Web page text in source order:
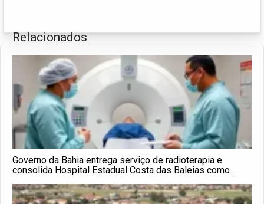
Relacionados
Governo da Bahia entrega serviço de radioterapia e
consolida Hospital Estadual Costa das Baleias como